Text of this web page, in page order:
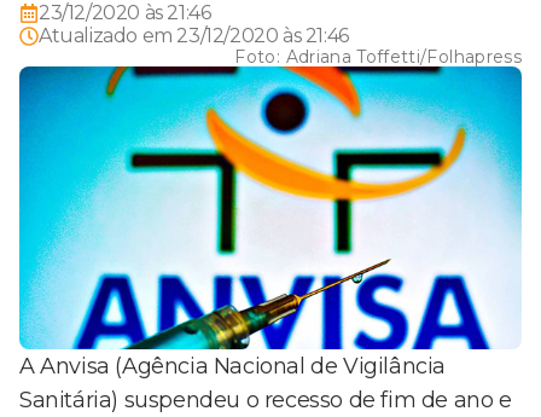
23/12/2020 às 21:46
Atualizado em 23/12/2020 às 21:46
Foto: Adriana Toffetti/Folhapress
A Anvisa (Agência Nacional de Vigilância
Sanitária) suspendeu o recesso de fim de ano e